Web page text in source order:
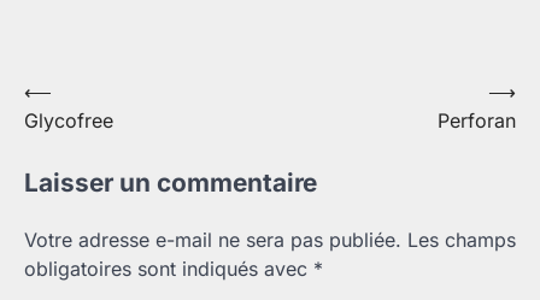
Navigation
de
l’article
⟵
Glycofree
Perforan
⟶
Laisser un commentaire
Votre adresse e-mail ne sera pas publiée. Les champs
obligatoires sont indiqués avec *